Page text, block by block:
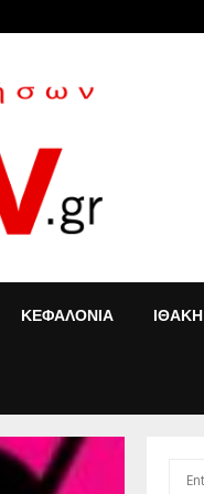
ΚΕΦΑΛΟΝΙΑ ΙΘΑΚΗ